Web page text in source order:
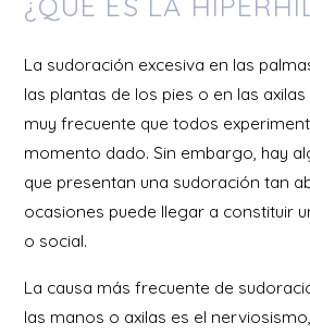
La sudoración excesiva en las
las plantas de los pies o en las
muy frecuente que todos
momento dado. Sin embargo, hay
que presentan una sudoración tan
ocasiones puede llegar a constituir
o social.
La causa más frecuente de
las manos o axilas es el